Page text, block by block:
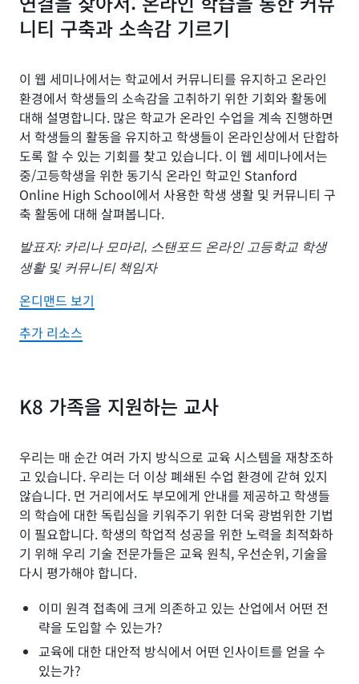
니티 구축과 소속감 기르기
이 웹 세미나에서는 학교에서 커뮤니티를 유지하고 온라인
환경에서 학생들의 소속감을 고취하기 위한 기회와 활동에
대해 설명합니다. 많은 학교가 온라인 수업을 계속 진행하면
서 학생들의 활동을 유지하고 학생들이 온라인상에서 단합하
도록 할 수 있는 기회를 찾고 있습니다. 이 웹 세미나에서는
중/고등학생을 위한 동기식 온라인 학교인 Stanford
Online High School에서 사용한 학생 생활 및 커뮤니티 구
축 활동에 대해 살펴봅니다.
발표자: 카리나 모마리, 스탠포드 온라인 고등학교 학생
생활 및 커뮤니티 책임자
온디맨드 보기
추가 리소스
K8 가족을 지원하는 교사
우리는 매 순간 여러 가지 방식으로 교육 시스템을 재창조하
고 있습니다. 우리는 더 이상 폐쇄된 수업 환경에 갇혀 있지
않습니다. 먼 거리에서도 부모에게 안내를 제공하고 학생들
의 학습에 대한 독립심을 키워주기 위한 더욱 광범위한 기법
이 필요합니다. 학생의 학업적 성공을 위한 노력을 최적화하
기 위해 우리 기술 전문가들은 교육 원칙, 우선순위, 기술을
다시 평가해야 합니다.
이미 원격 접촉에 크게 의존하고 있는 산업에서 어떤 전
략을 도입할 수 있는가?
교육에 대한 대안적 방식에서 어떤 인사이트를 얻을 수
있는가?